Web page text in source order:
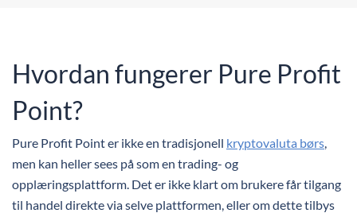
Hvordan fungerer Pure Profit
Point?
Pure Profit Point er ikke en tradisjonell kryptovaluta børs,
men kan heller sees på som en trading- og
opplæringsplattform. Det er ikke klart om brukere får tilgang
til handel direkte via selve plattformen, eller om dette tilbys